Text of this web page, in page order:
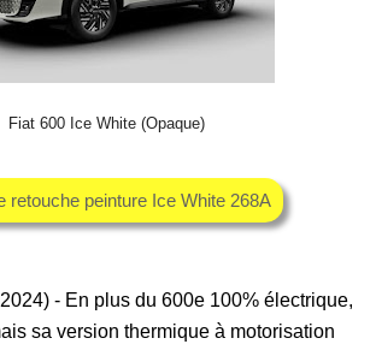
Fiat 600 Ice White (Opaque)
retouche peinture Ice White 268A
- En plus du 600e 100% électrique,
sa version thermique à motorisation